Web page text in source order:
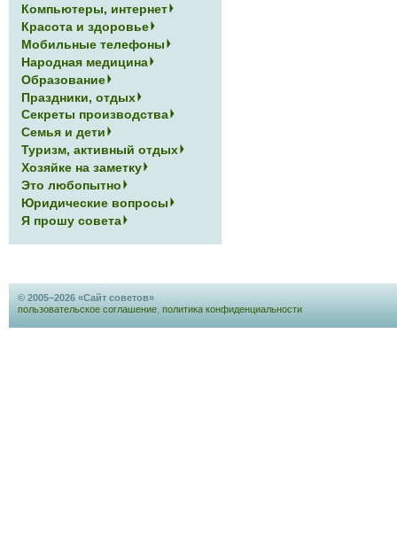
Компьютеры, интернет
Красота и здоровье
Мобильные телефоны
Народная медицина
Образование
Праздники, отдых
Секреты производства
Семья и дети
Туризм, активный отдых
Хозяйке на заметку
Это любопытно
Юридические вопросы
Я прошу совета
© 2005–2026 «Сайт советов»
пользовательское соглашение политика конфиденциальности